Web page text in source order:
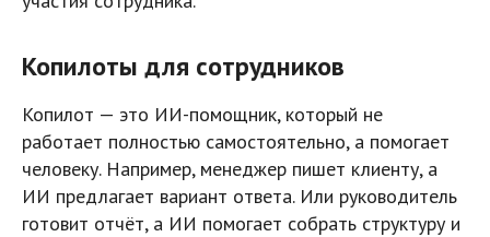
Копилоты для сотрудников
Копилот — это ИИ-помощник, который не
работает полностью самостоятельно, а помогает
человеку. Например, менеджер пишет клиенту, а
ИИ предлагает вариант ответа. Или руководитель
готовит отчёт, а ИИ помогает собрать структуру и